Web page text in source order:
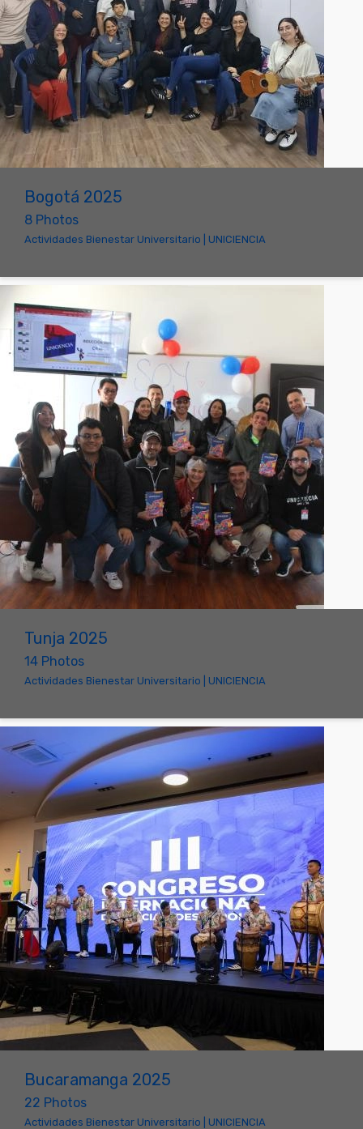
Bogotá 2025
8 Photos
Actividades Bienestar Universitario | UNICIENCIA
Tunja 2025
14 Photos
Actividades Bienestar Universitario | UNICIENCIA
Bucaramanga 2025
22 Photos
Actividades Bienestar Universitario | UNICIENCIA